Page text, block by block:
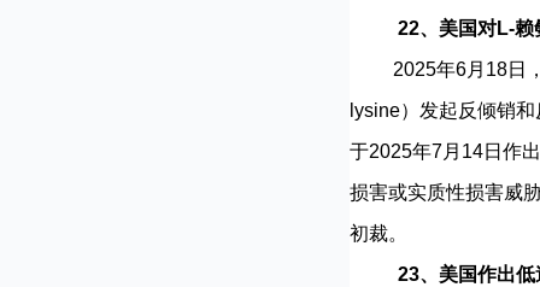
22、美国对L-赖
2025年6月18日，
lysine）发起反倾销
于2025年7月14日作
损害或实质性损害威
初裁。
23、美国作出